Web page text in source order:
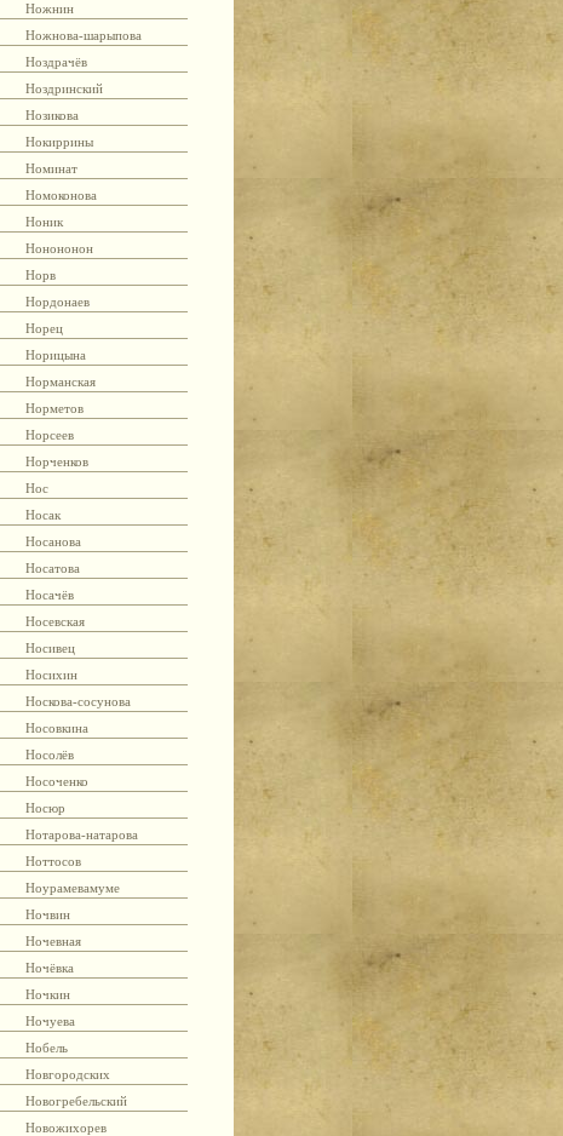
Ножнин
Ножнова-шарыпова
Ноздрачёв
Ноздринский
Нозикова
Нокиррины
Номинат
Номоконова
Ноник
Нонононон
Норв
Нордонаев
Норец
Норицына
Норманская
Норметов
Норсеев
Норченков
Нос
Носак
Носанова
Носатова
Носачёв
Носевская
Носивец
Носихин
Носкова-сосунова
Носовкина
Носолёв
Носоченко
Носюр
Нотарова-натарова
Ноттосов
Ноурамевамуме
Ночвин
Ночевная
Ночёвка
Ночкин
Ночуева
Нобель
Новгородских
Новогребельский
Новожихорев